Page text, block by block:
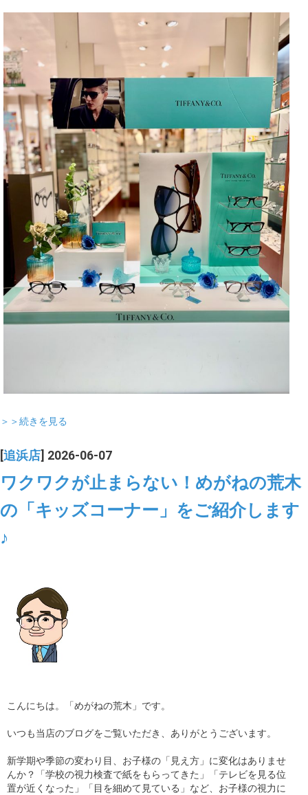
＞＞続きを見る
[追浜店] 2026-06-07
ワクワクが止まらない！めがねの荒木
の「キッズコーナー」をご紹介します
♪
こんにちは。「めがねの荒木」です。
いつも当店のブログをご覧いただき、ありがとうございます。
新学期や季節の変わり目、お子様の「見え方」に変化はありませ
んか？「学校の視力検査で紙をもらってきた」「テレビを見る位
置が近くなった」「目を細めて見ている」など、お子様の視力に